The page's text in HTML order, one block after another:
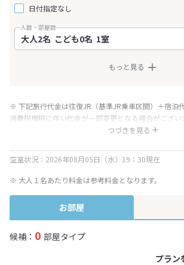
日付指定なし
人数・部屋数
もっと見る
つづきを見る
※ 下記旅行代金は往復JR（基準JR乗車区間）＋宿泊代
消費税増税に伴い代金が一部変更となる場合がござい
※ 表示されている旅行代金・プラン内容は一定時間ご
空室状況：2026年08月05日（水）19：30現在
※ 大人１名あたり料金は参考料金となります。
お部屋
候補： 0 部屋タイプ
プラン